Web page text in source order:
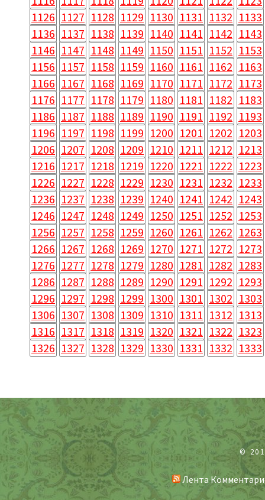
1126 1127 1128 1129 1130 1131 1132 1133
1136 1137 1138 1139 1140 1141 1142 1143
1146 1147 1148 1149 1150 1151 1152 1153
1156 1157 1158 1159 1160 1161 1162 1163
1166 1167 1168 1169 1170 1171 1172 1173
1176 1177 1178 1179 1180 1181 1182 1183
1186 1187 1188 1189 1190 1191 1192 1193
1196 1197 1198 1199 1200 1201 1202 1203
1206 1207 1208 1209 1210 1211 1212 1213
1216 1217 1218 1219 1220 1221 1222 1223
1226 1227 1228 1229 1230 1231 1232 1233
1236 1237 1238 1239 1240 1241 1242 1243
1246 1247 1248 1249 1250 1251 1252 1253
1256 1257 1258 1259 1260 1261 1262 1263
1266 1267 1268 1269 1270 1271 1272 1273
1276 1277 1278 1279 1280 1281 1282 1283
1286 1287 1288 1289 1290 1291 1292 1293
1296 1297 1298 1299 1300 1301 1302 1303
1306 1307 1308 1309 1310 1311 1312 1313
1316 1317 1318 1319 1320 1321 1322 1323
1326 1327 1328 1329 1330 1331 1332 1333
©
Лента